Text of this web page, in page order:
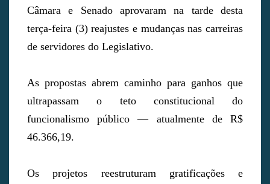
Câmara e Senado aprovaram na tarde desta
terça-feira (3) reajustes e mudanças nas carreiras
de servidores do Legislativo.
As propostas abrem caminho para ganhos que
ultrapassam o teto constitucional do
funcionalismo público — atualmente de R$
46.366,19.
Os projetos reestruturam gratificações e